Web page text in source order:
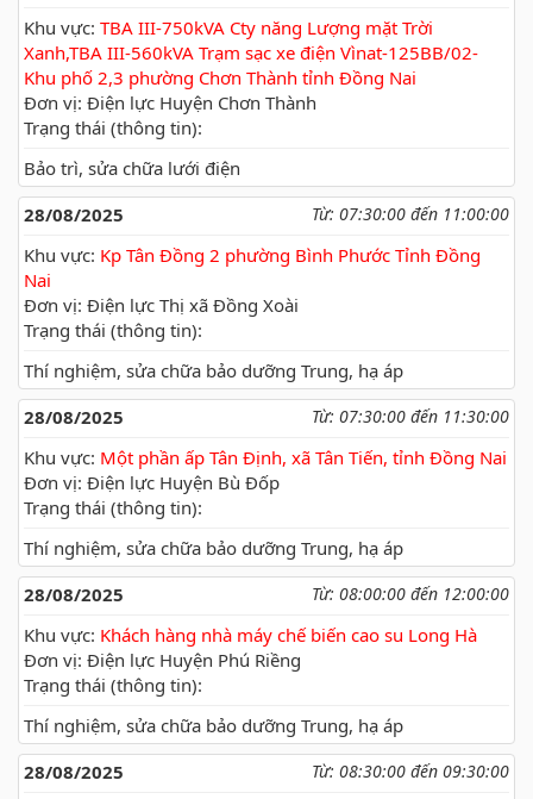
Khu vực: TBA III-750kVA Cty năng Lượng mặt Trời
Xanh,TBA III-560kVA Trạm sạc xe điện Vìnat-125BB/02-
Khu phố 2,3 phường Chơn Thành tỉnh Đồng Nai
Đơn vị: Điện lực Huyện Chơn Thành
Trạng thái (thông tin):
Bảo trì, sửa chữa lưới điện
28/08/2025
Từ: 07:30:00 đến 11:00:00
Khu vực: Kp Tân Đồng 2 phường Bình Phước Tỉnh Đồng
Nai
Đơn vị: Điện lực Thị xã Đồng Xoài
Trạng thái (thông tin):
Thí nghiệm, sửa chữa bảo dưỡng Trung, hạ áp
28/08/2025
Từ: 07:30:00 đến 11:30:00
Khu vực: Một phần ấp Tân Định, xã Tân Tiến, tỉnh Đồng Nai
Đơn vị: Điện lực Huyện Bù Đốp
Trạng thái (thông tin):
Thí nghiệm, sửa chữa bảo dưỡng Trung, hạ áp
28/08/2025
Từ: 08:00:00 đến 12:00:00
Khu vực: Khách hàng nhà máy chế biến cao su Long Hà
Đơn vị: Điện lực Huyện Phú Riềng
Trạng thái (thông tin):
Thí nghiệm, sửa chữa bảo dưỡng Trung, hạ áp
28/08/2025
Từ: 08:30:00 đến 09:30:00